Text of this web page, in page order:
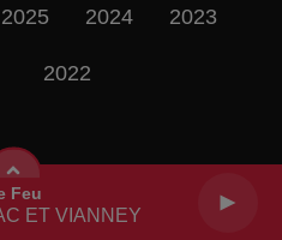
Feu
ET VIANNEY
2025 2024 2023
2022